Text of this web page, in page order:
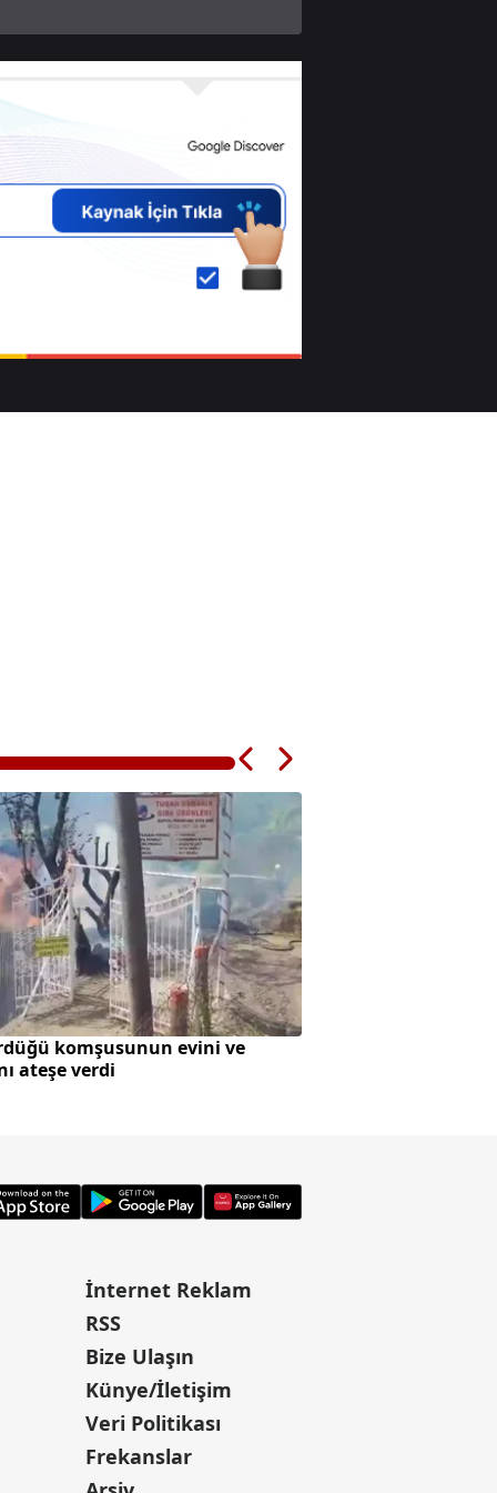
komşusunun evini ve
ateşe verdi
İnternet Reklam
RSS
Bize Ulaşın
Künye/İletişim
Veri Politikası
Frekanslar